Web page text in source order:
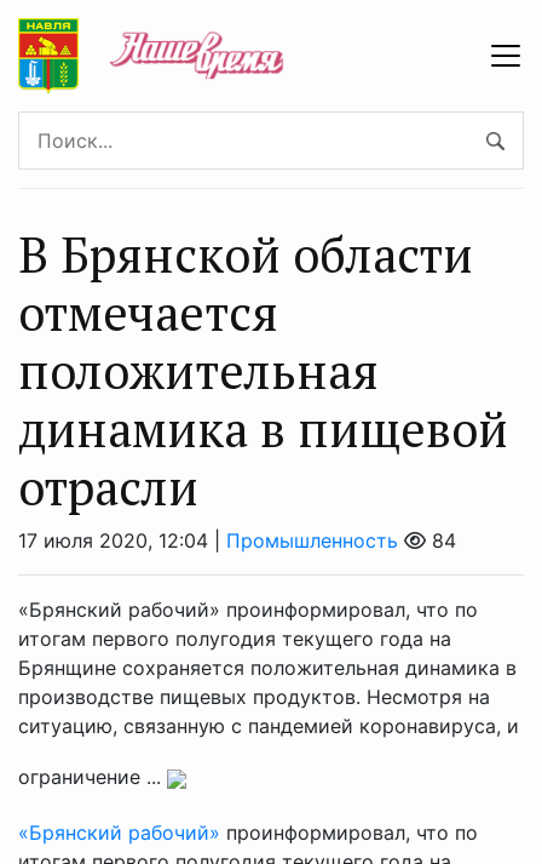
В Брянской области
отмечается
положительная
динамика в пищевой
отрасли
17 июля 2020, 12:04 | Промышленность 84
«Брянский рабочий» проинформировал, что по
итогам первого полугодия текущего года на
Брянщине сохраняется положительная динамика в
производстве пищевых продуктов. Несмотря на
ситуацию, связанную с пандемией коронавируса, и
ограничение ...
«Брянский рабочий» проинформировал, что по